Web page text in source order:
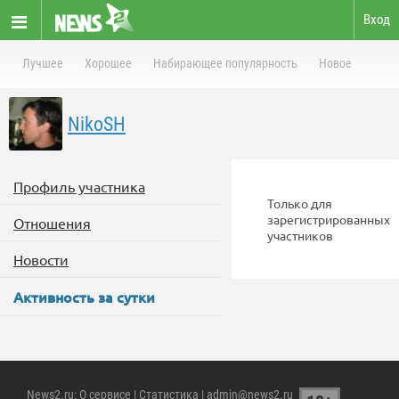
Вход
Лучшее Хорошее Набирающее популярность Новое
NikoSH
Профиль участника
Отношения
Новости
Активность за сутки
Только для
зарегистрированных
участников
News2.ru: О сервисе | Статистика | admin@news2.ru